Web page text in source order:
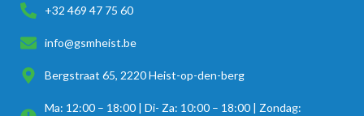
+32 469 47 75 60
info@gsmheist.be
Bergstraat 65, 2220 Heist-op-den-berg
Ma: 12:00 – 18:00 | Di- Za: 10:00 – 18:00 | Zondag: